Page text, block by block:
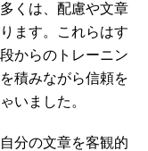
くは、配慮や文章
ます。これらはす
からのトレーニン
積みながら信頼を
いました。
分の文章を客観的